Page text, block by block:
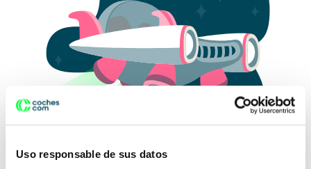
Uso responsable de sus datos